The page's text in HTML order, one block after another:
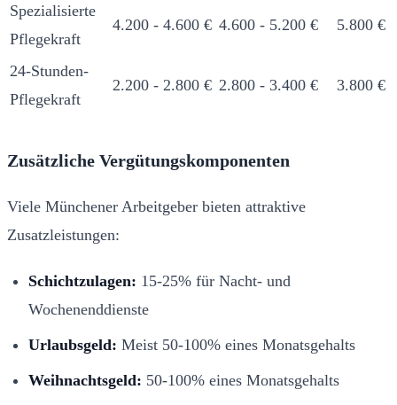
Spezialisierte
Pflegekraft
4.200 - 4.600 € 4.600 - 5.200 € 5.800 €
24-Stunden-
Pflegekraft
2.200 - 2.800 € 2.800 - 3.400 € 3.800 €
Zusätzliche Vergütungskomponenten
Viele Münchener Arbeitgeber bieten attraktive
Zusatzleistungen:
Schichtzulagen: 15-25% für Nacht- und
Wochenenddienste
Urlaubsgeld: Meist 50-100% eines Monatsgehalts
Weihnachtsgeld: 50-100% eines Monatsgehalts